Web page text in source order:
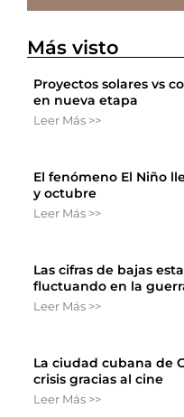
Más visto
Proyectos solares vs
en nueva etapa
Leer Más >>
El fenómeno El Niño
y octubre
Leer Más >>
Las cifras de bajas
fluctuando en la
Leer Más >>
La ciudad cubana de
crisis gracias al cine
Leer Más >>